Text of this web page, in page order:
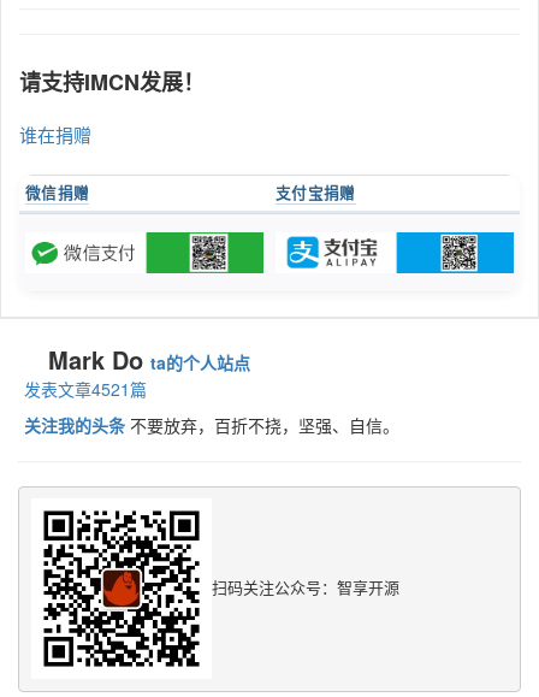
请支持IMCN发展！
谁在捐赠
微信捐赠 支付宝捐赠
Mark Do ta的个人站点
发表文章4521篇
关注我的头条 不要放弃，百折不挠，坚强、自信。
扫码关注公众号：智享开源